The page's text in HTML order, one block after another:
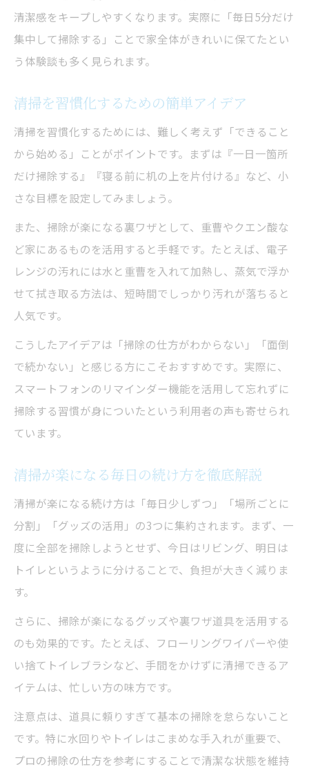
清潔感をキープしやすくなります。実際に「毎日5分だけ
集中して掃除する」ことで家全体がきれいに保てたとい
う体験談も多く見られます。
清掃を習慣化するための簡単アイデア
清掃を習慣化するためには、難しく考えず「できること
から始める」ことがポイントです。まずは『一日一箇所
だけ掃除する』『寝る前に机の上を片付ける』など、小
さな目標を設定してみましょう。
また、掃除が楽になる裏ワザとして、重曹やクエン酸な
ど家にあるものを活用すると手軽です。たとえば、電子
レンジの汚れには水と重曹を入れて加熱し、蒸気で浮か
せて拭き取る方法は、短時間でしっかり汚れが落ちると
人気です。
こうしたアイデアは「掃除の仕方がわからない」「面倒
で続かない」と感じる方にこそおすすめです。実際に、
スマートフォンのリマインダー機能を活用して忘れずに
掃除する習慣が身についたという利用者の声も寄せられ
ています。
清掃が楽になる毎日の続け方を徹底解説
清掃が楽になる続け方は「毎日少しずつ」「場所ごとに
分割」「グッズの活用」の3つに集約されます。まず、一
度に全部を掃除しようとせず、今日はリビング、明日は
トイレというように分けることで、負担が大きく減りま
す。
さらに、掃除が楽になるグッズや裏ワザ道具を活用する
のも効果的です。たとえば、フローリングワイパーや使
い捨てトイレブラシなど、手間をかけずに清掃できるア
イテムは、忙しい方の味方です。
注意点は、道具に頼りすぎて基本の掃除を怠らないこと
です。特に水回りやトイレはこまめな手入れが重要で、
プロの掃除の仕方を参考にすることで清潔な状態を維持